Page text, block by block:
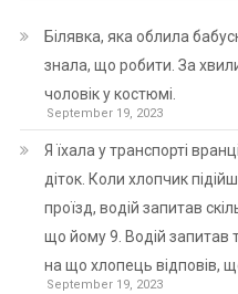
Білявка, яка облила
знала, що робити. За
чоловік у костюмі.
September 19, 2023
Я їхала у транспорті
діток. Коли хлопчик
проїзд, водій запитав
що йому 9. Водій запитав
на що хлопець відповів,
September 19, 2023